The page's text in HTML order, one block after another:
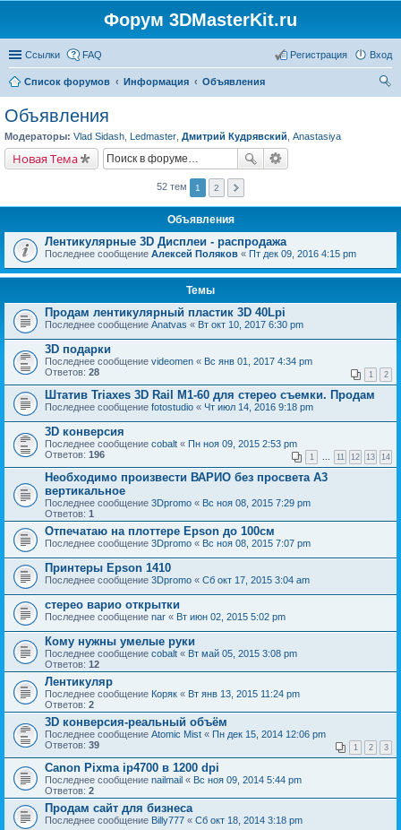
Форум 3DMasterKit.ru
Ссылки FAQ Вход
Регистрация
Список форумов Информация
Объявления
Объявления
Модераторы: Vlad Sidash Ledmaster Дмитрий Кудрявский Anastasiya
Новая Тема
52 тем 1 2
Объявления
Лентикулярные 3D Дисплеи - распродажа
Последнее сообщение Алексей Поляков « Пт дек 09, 2016 4:15 pm
Темы
Продам лентикулярный пластик 3D 40Lpi
Последнее сообщение Anatvas « Вт окт 10, 2017 6:30 pm
3D подарки
Последнее сообщение videomen « Вс янв 01, 2017 4:34 pm
Ответов: 28 1 2
Штатив Triaxes 3D Rail M1-60 для стерео съемки. Продам
Последнее сообщение fotostudio « Чт июл 14, 2016 9:18 pm
3D конверсия
Последнее сообщение cobalt « Пн ноя 09, 2015 2:53 pm
Ответов: 196 1 11 12 13 14
Необходимо произвести ВАРИО без просвета А3
вертикальное
Последнее сообщение 3Dpromo « Вс ноя 08, 2015 7:29 pm
Ответов: 1
Отпечатаю на плоттере Epson до 100см
Последнее сообщение 3Dpromo « Вс ноя 08, 2015 7:07 pm
Принтеры Epson 1410
Последнее сообщение 3Dpromo « Сб окт 17, 2015 3:04 am
стерео варио открытки
Последнее сообщение nar « Вт июн 02, 2015 5:02 pm
Кому нужны умелые руки
Последнее сообщение cobalt « Вт май 05, 2015 3:08 pm
Ответов: 12
Лентикуляр
Последнее сообщение Коряк « Вт янв 13, 2015 11:24 pm
Ответов: 2
3D конверсия-реальный объём
Последнее сообщение Atomic Mist « Пн дек 15, 2014 12:06 pm
Ответов: 39 1 2 3
Canon Pixma ip4700 в 1200 dpi
Последнее сообщение nailmail « Вс ноя 09, 2014 5:44 pm
Ответов: 2
Продам сайт для бизнеса
Последнее сообщение Billy777 « Сб окт 18, 2014 3:18 pm